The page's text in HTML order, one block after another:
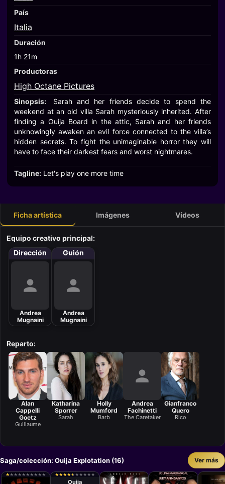
País
Italia
Duración
1h 21m
Productoras
High Octane Pictures
Sinopsis:
Sarah and her friends decide to spend the
weekend at an old villa Sarah mysteriously inherited. After
finding a Ouija Board in the attic, Sarah and her friends
unknowingly awaken an evil force connected to the villa’s
hidden secrets. To fight the unimaginable horror they will
have to face their darkest fears and worst nightmares.
Tagline: Let's play one more time
Ficha artística Imágenes Vídeos
Equipo creativo principal:
Dirección
Andrea
Mugnaini
Guión
Andrea
Mugnaini
Reparto:
Alan
Cappelli
Goetz
Guillaume
Katharina
Sporrer
Sarah
Holly
Mumford
Barb
Andrea
Fachinetti
The Caretaker
Gianfranco
Quero
Rico
Saga/colección: Ouija Explotation (16) Ver más
★
★★
★ ★
★ ★
★ ★
★ ★
★ ★
★ ★
★ ★
★ ★
★ ★
★★
★★
★★
★★
★ ★
★ ★
★ ★
★ ★
★ ★
★
Película
Juan Pedro
Ortega García
Ouija